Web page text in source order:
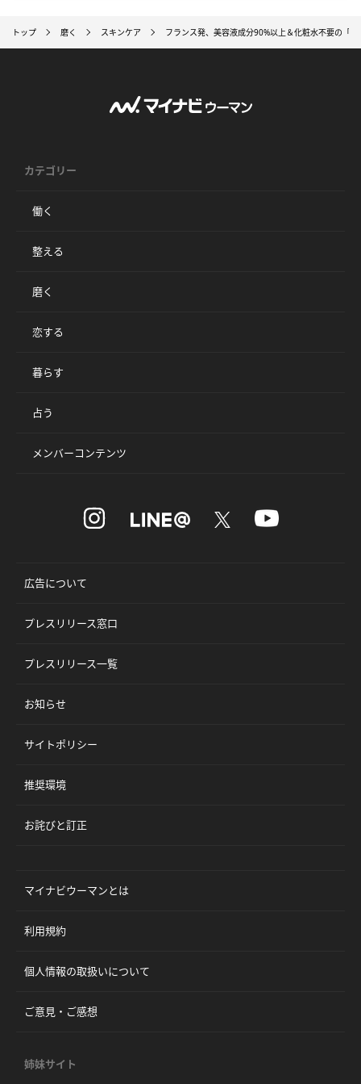
トップ 磨く スキンケア フランス発、美容液成分90%以上＆化粧水不要の「
カテゴリー
働く
整える
磨く
恋する
暮らす
占う
メンバーコンテンツ
広告について
プレスリリース窓口
プレスリリース一覧
お知らせ
サイトポリシー
推奨環境
お詫びと訂正
マイナビウーマンとは
利用規約
個人情報の取扱いについて
ご意見・ご感想
姉妹サイト